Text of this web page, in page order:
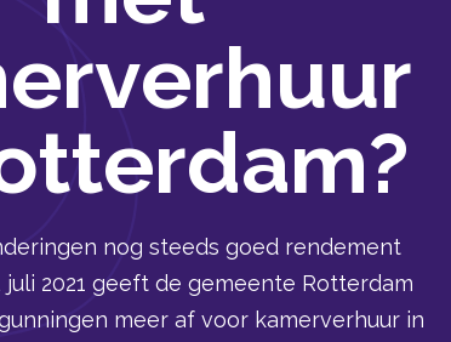
nog steeds goed rendement
juli 2021 geeft de gemeente Rotterdam
meer af voor kamerverhuur in